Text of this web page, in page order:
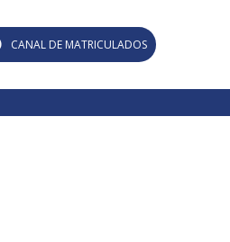
CANAL DE MATRICULADOS